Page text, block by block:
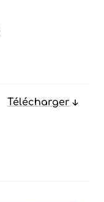
Télécharger